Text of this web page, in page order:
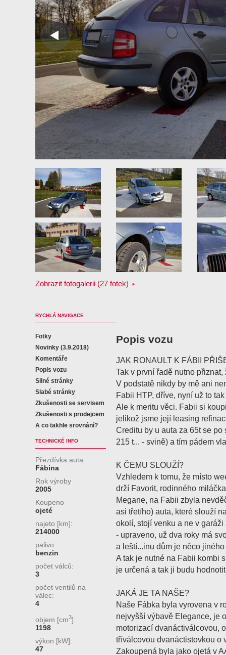
Zobrazit fotogalerii (27 fotek)
RYCHLÁ NAVIGACE
Fotky
Novinky (3.9.2018)
Komentáře
Popis vozu
Silné stránky
Slabé stránky
Zkušenosti se servisem
Zkušenosti s prodejcem
A co takhle srovnání?
TECHNICKÉ INFO
Přezdívka auta
Fábina
Rok výroby
2005
Koupeno
ojeté
najeto [km]:
214000
palivo:
benzin
počet válců:
3
počet ventilů na
válec:
4
objem [cm3]:
1198
výkon [kW]:
47
Popis vozu
JAK RONAULT K FÁBII
Tak v první řadě nutno
V podstatě nikdy by mě ani
Fabii HTP, dříve, nyní už to
Ale k meritu věci. Fabii si
jelikož jsme její leasing
Creditu by u auta za 65t se
215 t... - svině) a tím pádem
K ČEMU SLOUŽÍ?
Vzhledem k tomu, že místo
drží Favorit, rodinného
Megane, na Fabii zbyla
asi třetího) auta, které slouží
okolí, stojí venku a ne v
- upraveno, už dva roky má
a leští...inu dům je něco jiného
A tak je nutné na Fabii kombi
je určená a tak ji budu
JAKÁ JE TA NAŠE?
Naše Fábka byla vyrovena v
nejvyšší výbavě Elegance, je
motorizací dvanáctiválcovou,
tříválcovou dvanáctistovkou o
Zakoupená byla jako ojetá v